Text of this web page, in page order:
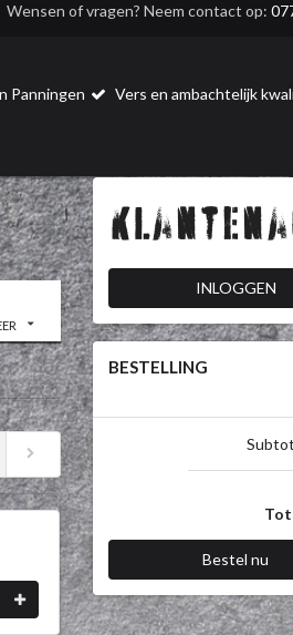
Wensen of vragen? Neem contact op:
Panningen Vers en ambachtelijk
INLOGGEN
BESTELLING
Bestel nu